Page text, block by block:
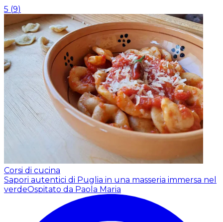
5 (9)
Corsi di cucina
Sapori autentici di Puglia in una masseria immersa nel
verdeOspitato da Paola Maria